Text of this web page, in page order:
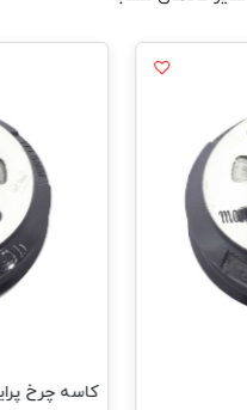
کاسه چرخ پراید B.mco ABS